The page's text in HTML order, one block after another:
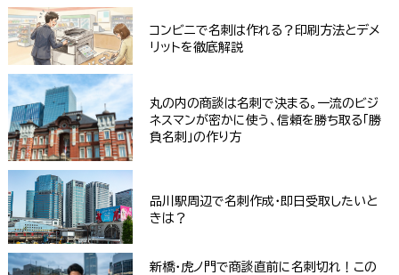
コンビニで名刺は作れる？印刷方法とデメ
リットを徹底解説
丸の内の商談は名刺で決まる。一流のビジ
ネスマンが密かに使う、信頼を勝ち取る「勝
負名刺」の作り方
品川駅周辺で名刺作成・即日受取したいと
きは？
新橋・虎ノ門で商談直前に名刺切れ！この